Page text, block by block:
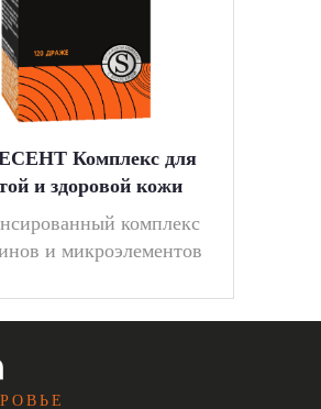
Комплекс для
и здоровой кожи
комплекс
и микроэлементов